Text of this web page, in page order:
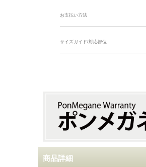
お支払い方法
サイズガイド/対応部位
商品詳細